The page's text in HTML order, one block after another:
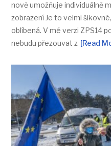
nově umožňuje individuálně
zobrazení Je to velmi
oblíbená. V mé verzi ZPS14
nebudu přezouvat z [Read